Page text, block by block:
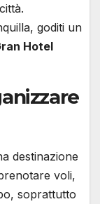
goditi un
Hotel
destinazione
voli,
soprattutto